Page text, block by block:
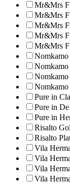
Mr&Mrs
Mr&Mrs
Mr&Mrs
Mr&Mrs
Mr&Mrs
Nomkamo
Pure in
Pure in
Pure in
Risalto
Risalto
Vila
Vila
Vila
Vila